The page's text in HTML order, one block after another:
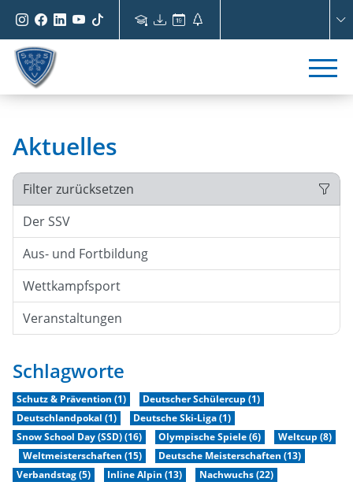
Aktuelles
Filter zurücksetzen
Der SSV
Aus- und Fortbildung
Wettkampfsport
Veranstaltungen
Schlagworte
Schutz & Prävention (1)
Deutscher Schülercup (1)
Deutschlandpokal (1)
Deutsche Ski-Liga (1)
Snow School Day (SSD) (16)
Olympische Spiele (6)
Weltcup (8)
Weltmeisterschaften (15)
Deutsche Meisterschaften (13)
Verbandstag (5)
Inline Alpin (13)
Nachwuchs (22)